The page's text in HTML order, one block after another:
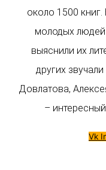
около 1500
молодых людей
выяснили их
других
Довлатова,
–
Vk